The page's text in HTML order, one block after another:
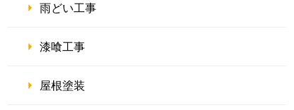
雨どい工事
漆喰工事
屋根塗装